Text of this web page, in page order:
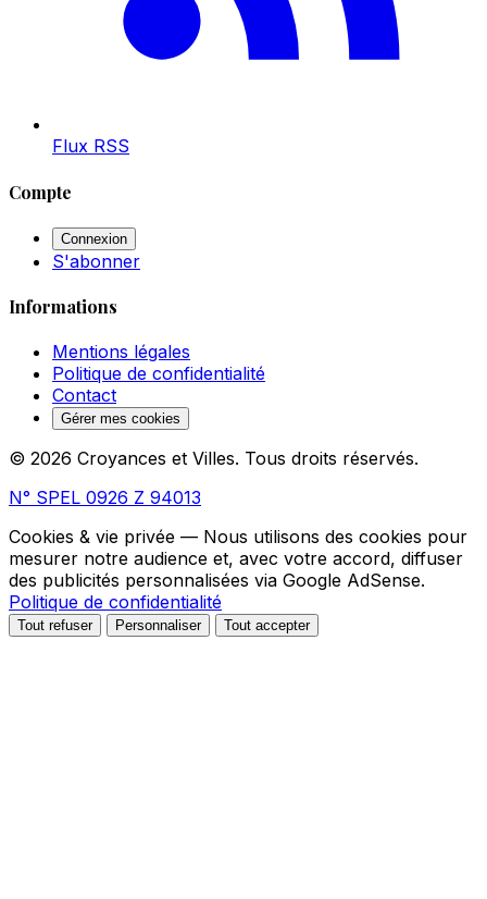
Flux RSS
Compte
Connexion
S'abonner
Informations
Mentions légales
Politique de confidentialité
Contact
Gérer mes cookies
© 2026 Croyances et Villes. Tous droits réservés.
N° SPEL 0926 Z 94013
Cookies & vie privée — Nous utilisons des cookies pour
mesurer notre audience et, avec votre accord, diffuser
des publicités personnalisées via Google AdSense.
Politique de confidentialité
Tout refuser Personnaliser Tout accepter